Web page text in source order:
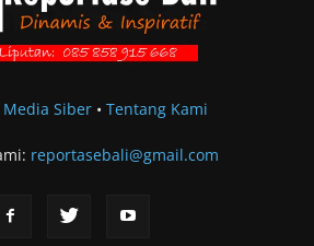
Media Siber• Tentang Kami
reportasebali@gmail.com